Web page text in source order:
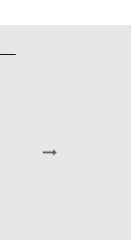
die Arbeitsgruppe